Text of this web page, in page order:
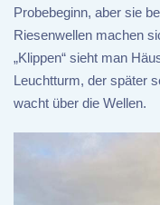
Probebeginn, aber sie
Riesenwellen machen
„Klippen“ sieht man
Leuchtturm, der später
wacht über die Wellen.